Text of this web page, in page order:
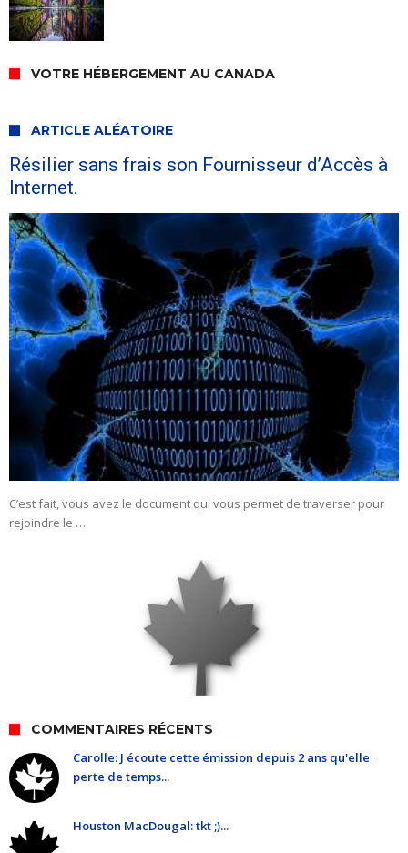
VOTRE HÉBERGEMENT AU CANADA
ARTICLE ALÉATOIRE
Résilier sans frais son Fournisseur d’Accès à
Internet.
C’est fait, vous avez le document qui vous permet de traverser pour
rejoindre le …
COMMENTAIRES RÉCENTS
Carolle: J écoute cette émission depuis 2 ans qu'elle
perte de temps...
Houston MacDougal: tkt ;)...